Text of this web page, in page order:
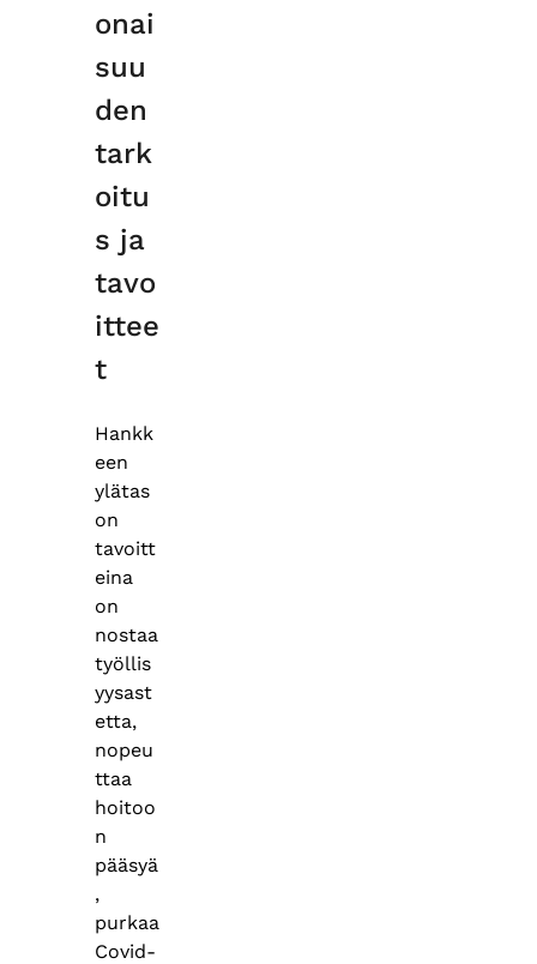
onai
suu
den
tark
oitu
s ja
tavo
ittee
t
Hankk
een
ylätas
on
tavoitt
eina
on
nostaa
työllis
yysast
etta,
nopeu
ttaa
hoitoo
n
pääsyä
,
purkaa
Covid-